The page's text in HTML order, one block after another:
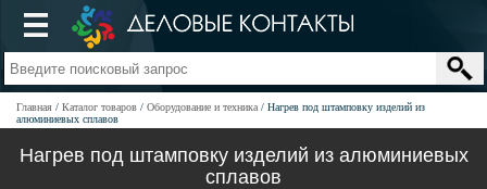
Главная Каталог товаров Оборудование и техника
Нагрев под штамповку изделий из
алюминиевых сплавов
Нагрев под штамповку изделий из алюминиевых
сплавов